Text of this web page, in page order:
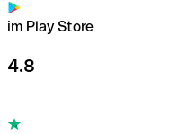
im Play Store
4.8